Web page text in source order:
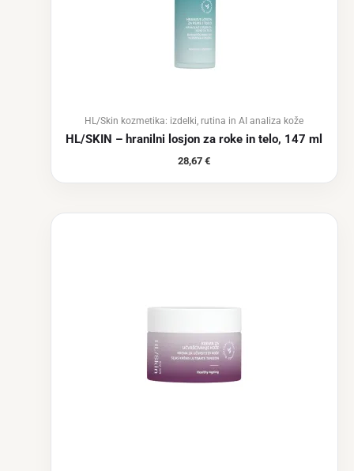
HL/Skin kozmetika: izdelki, rutina in AI analiza kože
HL/SKIN – hranilni losjon za roke in telo, 147 ml
28,67€